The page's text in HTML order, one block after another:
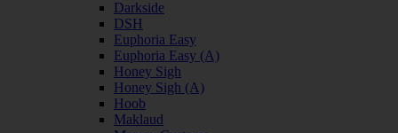
Darkside
DSH
Euphoria Easy
Euphoria Easy (А)
Honey Sigh
Honey Sigh (А)
Hoob
Maklaud